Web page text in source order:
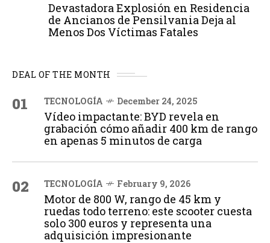
Devastadora Explosión en Residencia
de Ancianos de Pensilvania Deja al
Menos Dos Víctimas Fatales
DEAL OF THE MONTH
01 TECNOLOGÍA December 24, 2025
Vídeo impactante: BYD revela en
grabación cómo añadir 400 km de rango
en apenas 5 minutos de carga
02 TECNOLOGÍA February 9, 2026
Motor de 800 W, rango de 45 km y
ruedas todo terreno: este scooter cuesta
solo 300 euros y representa una
adquisición impresionante